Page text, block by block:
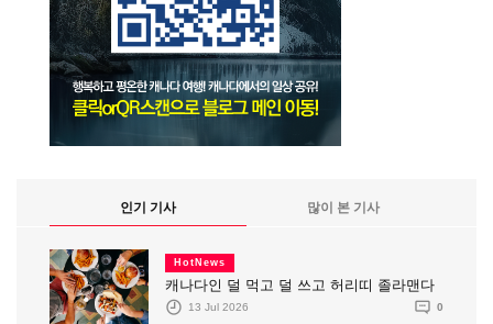
인기 기사 많이 본 기사
HotNews
캐나다인 덜 먹고 덜 쓰고 허리띠 졸라맨다
13 Jul 2026 0